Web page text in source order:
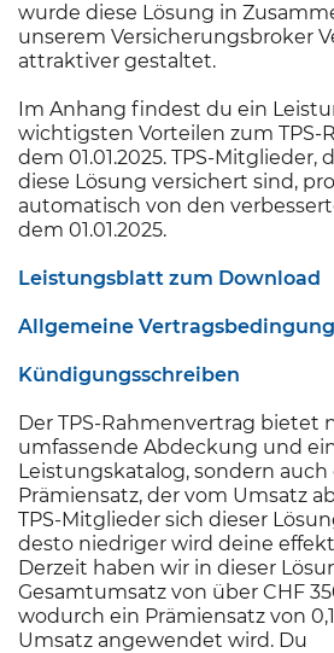
wurde diese Lösung in
unserem Versicherungsbroker
attraktiver gestaltet.
Im Anhang findest du ein
wichtigsten Vorteilen zum TPS-
dem 01.01.2025. TPS-Mitglieder,
diese Lösung versichert sind,
automatisch von den
dem 01.01.2025.
Leistungsblatt zum Download
Allgemeine
Kündigungsschreiben
Der TPS-Rahmenvertrag bietet
umfassende Abdeckung und
Leistungskatalog, sondern
Prämiensatz, der vom Umsatz
TPS-Mitglieder sich dieser
desto niedriger wird deine
Derzeit haben wir in dieser
Gesamtumsatz von über CHF
wodurch ein Prämiensatz von
Umsatz angewendet wird. Du